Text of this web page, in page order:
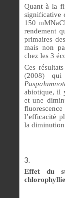
Quant à la
significative
150
rendement
primaires
mais non
chez les 3
Ces
(2008)
abiotique, il
et une
l’efficacité
la
Effet du